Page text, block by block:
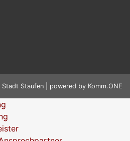
Staufen | powered by Komm.ONE